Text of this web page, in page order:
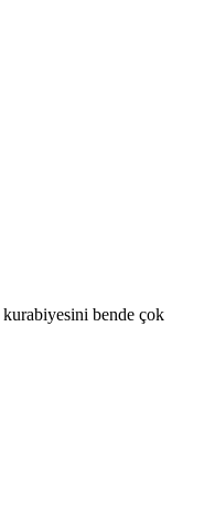
kurabiyesini bende çok